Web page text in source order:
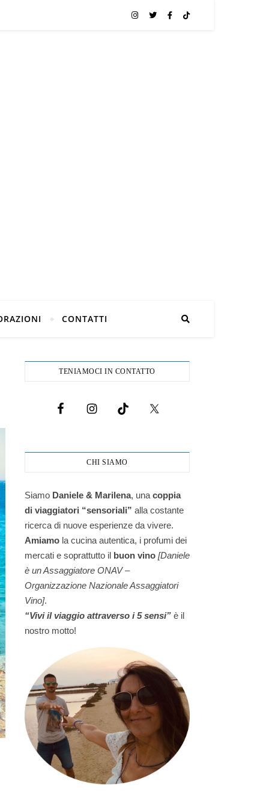
CONTATTI
TENIAMOCI IN CONTATTO
CHI SIAMO
Siamo Daniele & Marilena, una coppia
di viaggiatori “sensoriali” alla costante
ricerca di nuove esperienze da vivere.
Amiamo la cucina autentica, i profumi dei
mercati e soprattutto il buon vino [Daniele
è un Assaggiatore ONAV –
Organizzazione Nazionale Assaggiatori
Vino].
“Vivi il viaggio attraverso i 5 sensi” è il
nostro motto!